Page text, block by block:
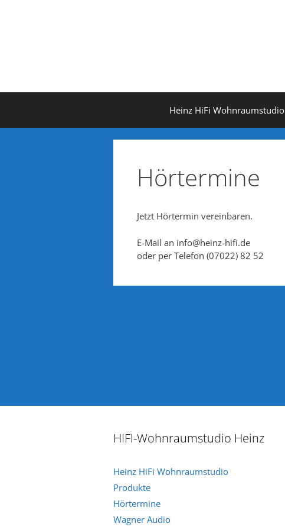
Heinz HiFi Wohnraumstudio
Hörtermine
Jetzt Hörtermin vereinbaren.
E-Mail an info@heinz-hifi.de
oder per Telefon (07022) 82 52
HIFI-Wohnraumstudio Heinz
Heinz HiFi Wohnraumstudio
Produkte
Hörtermine
Wagner Audio